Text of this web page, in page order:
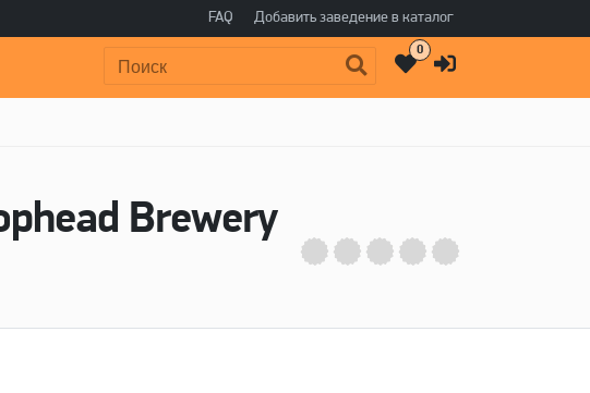
FAQ Добавить заведение в каталог
Поиск: 0
Brewery